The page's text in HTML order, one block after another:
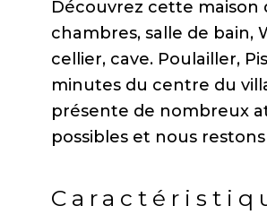
Découvrez cette maison
chambres, salle de bain,
cellier, cave. Poulailler,
minutes du centre du
présente de nombreux